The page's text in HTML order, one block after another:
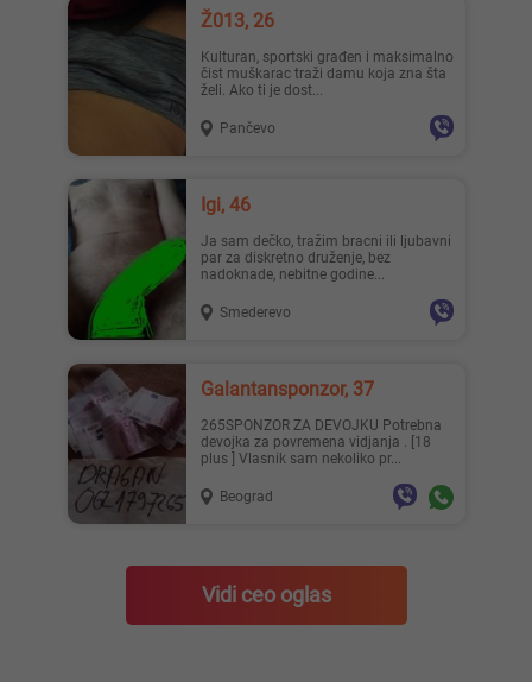
Ž013, 26
Kulturan, sportski građen i maksimalno
čist muškarac traži damu koja zna šta
želi. Ako ti je dost...
Pančevo
Igi, 46
Ja sam dečko, tražim bracni ili ljubavni
par za diskretno druženje, bez
nadoknade, nebitne godine...
Smederevo
Galantansponzor, 37
265SPONZOR ZA DEVOJKU Potrebna
devojka za povremena vidjanja . [18
plus ] Vlasnik sam nekoliko pr...
Beograd
Vidi ceo oglas